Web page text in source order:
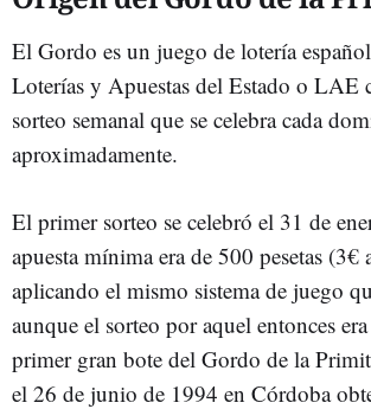
El Gordo es un juego de lotería
Loterías y Apuestas del Estado o LAE
sorteo semanal que se celebra cada
aproximadamente.
El primer sorteo se celebró el 31 de
apuesta mínima era de 500 pesetas (3€
aplicando el mismo sistema de juego
aunque el sorteo por aquel entonces
primer gran bote del Gordo de la
el 26 de junio de 1994 en Córdoba